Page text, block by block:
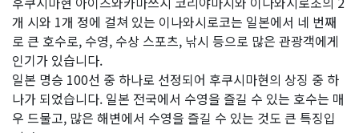
개 시와 1개 정에 걸쳐 있는 이나와시로코는 일본에서 네 번째
로 큰 호수로, 수영, 수상 스포츠, 낚시 등으로 많은 관광객에게
인기가 있습니다.
일본 명승 100선 중 하나로 선정되어 후쿠시마현의 상징 중 하
나가 되었습니다. 일본 전국에서 수영을 즐길 수 있는 호수는 매
우 드물고, 많은 해변에서 수영을 즐길 수 있는 것도 큰 특징입